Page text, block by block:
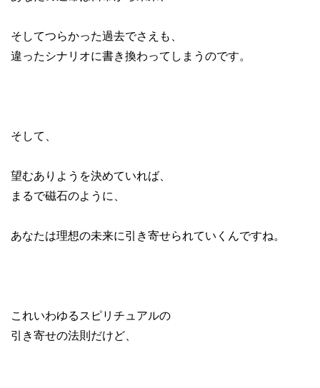
そしてつらかった過去でさえも、
違ったシナリオに書き換わってしまうのです。
そして、
望むありようを決めていれば、
まるで磁石のように、
あなたは理想の未来に引き寄せられていくんですね。
これいわゆるスピリチュアルの
引き寄せの法則だけど、